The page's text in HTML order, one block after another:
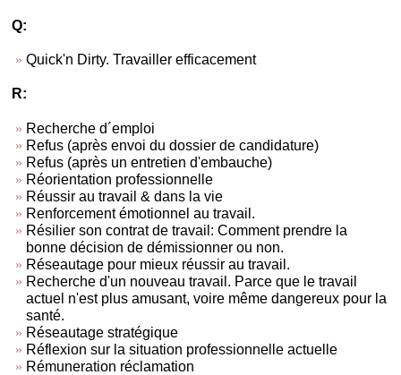
Q:
Quick'n Dirty. Travailler efficacement
R:
Recherche d´emploi
Refus (après envoi du dossier de candidature)
Refus (après un entretien d'embauche)
Réorientation professionnelle
Réussir au travail & dans la vie
Renforcement émotionnel au travail.
Résilier son contrat de travail: Comment prendre la
bonne décision de démissionner ou non.
Réseautage pour mieux réussir au travail.
Recherche d'un nouveau travail. Parce que le travail
actuel n'est plus amusant, voire même dangereux pour la
santé.
Réseautage stratégique
Réflexion sur la situation professionnelle actuelle
Rémuneration réclamation